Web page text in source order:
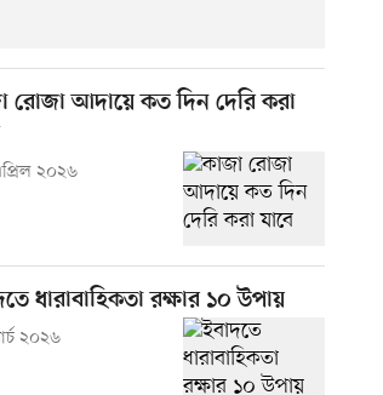
রোজা আদায়ে কত দিন দেরি করা
২০২৬
ধারাবাহিকতা রক্ষার ১০ উপায়
২০২৬